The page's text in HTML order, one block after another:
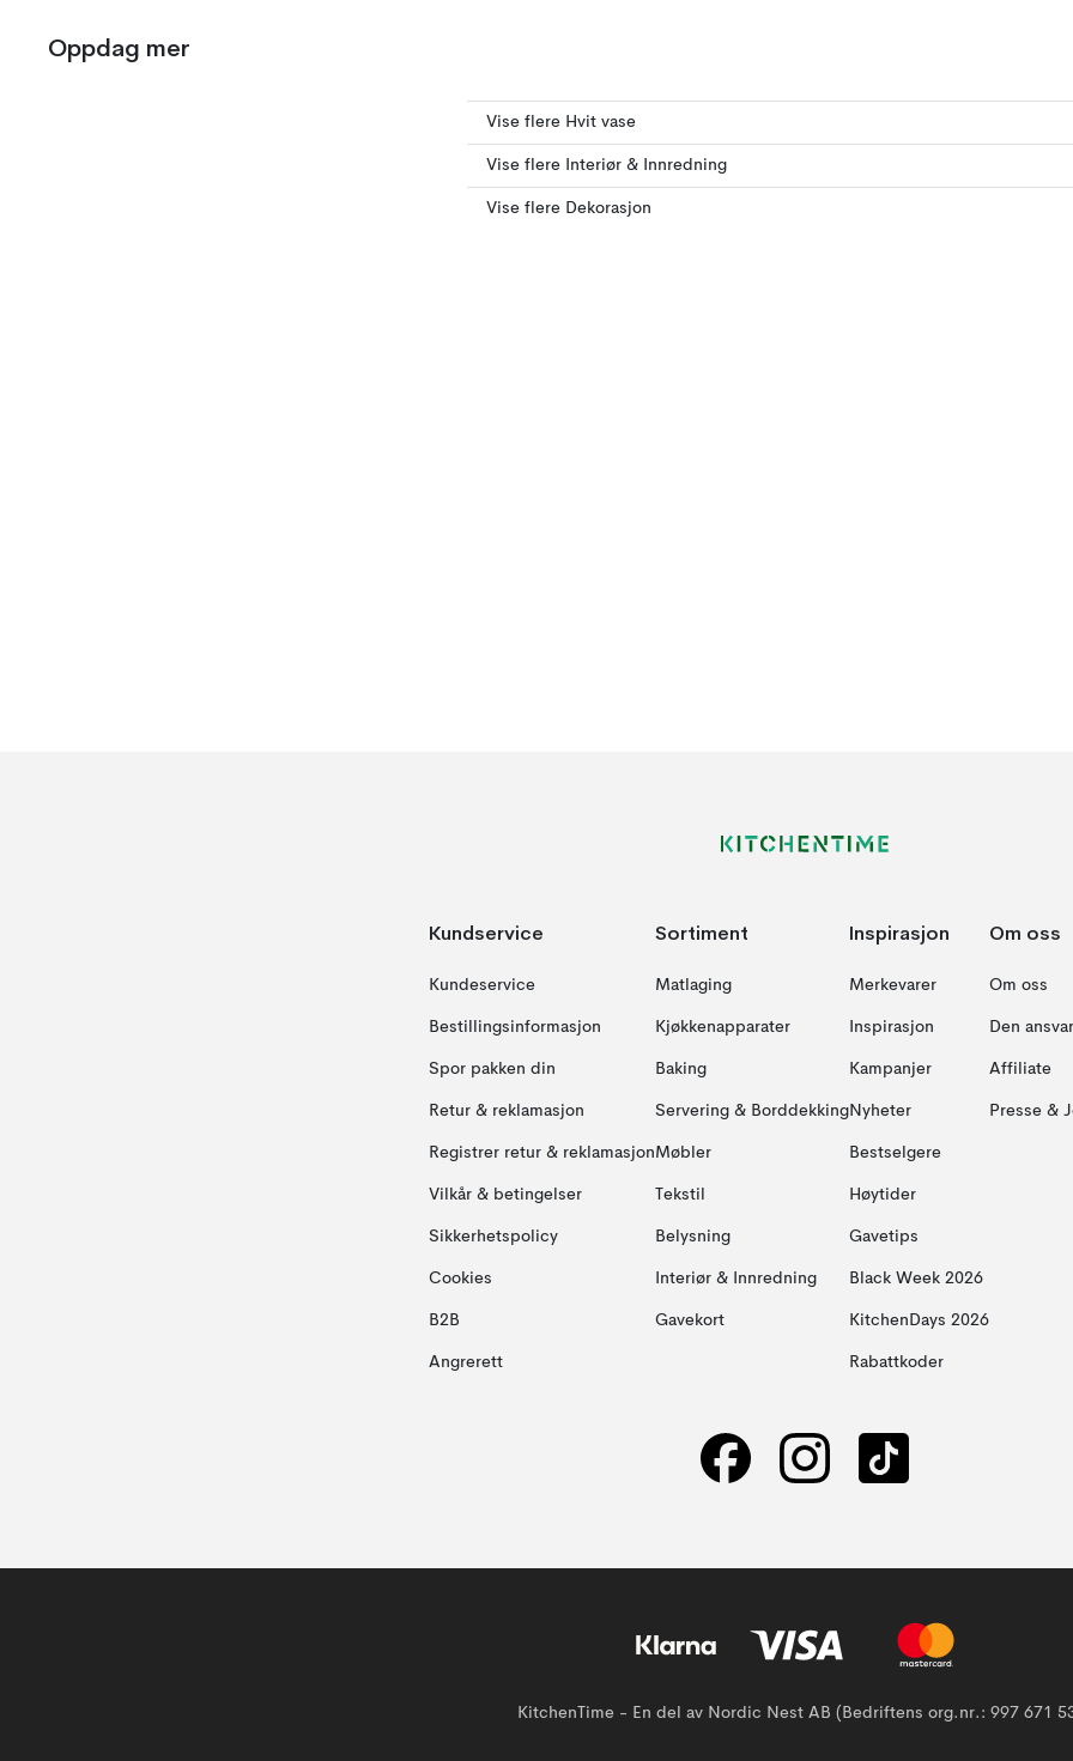
Oppdag mer
Vise flere Hvit vase
Vise flere Interiør & Innredning
Vise flere Dekorasjon
Kundservice
Kundeservice
Bestillingsinformasjon
Spor pakken din
Retur & reklamasjon
Registrer retur & reklamasjon
Vilkår & betingelser
Sikkerhetspolicy
Cookies
B2B
Angrerett
Sortiment
Matlaging
Kjøkkenapparater
Baking
Servering & Borddekking
Møbler
Tekstil
Belysning
Interiør & Innredning
Gavekort
Inspirasjon
Merkevarer
Inspirasjon
Kampanjer
Nyheter
Bestselgere
Høytider
Gavetips
Black Week 2026
KitchenDays 2026
Rabattkoder
Om oss
Om oss
Den
Affiliate
Presse &
KitchenTime - En del av Nordic Nest AB (Bedriftens org.nr.: 997 671